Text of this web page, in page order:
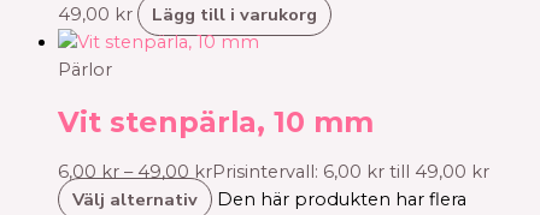
49,00 kr Lägg till i varukorg
Pärlor
Vit stenpärla, 10 mm
6,00 kr – 49,00 krPrisintervall: 6,00 kr till 49,00 kr
Välj alternativ
Den här produkten har flera